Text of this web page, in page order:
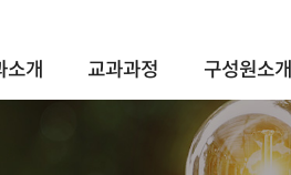
소개
교과과정 구성원소개